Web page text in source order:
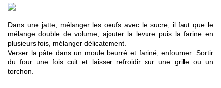
Dans une jatte, mélanger les oeufs avec le sucre, il faut que le
mélange double de volume, ajouter la levure puis la farine en
plusieurs fois, mélanger délicatement.
Verser la pâte dans un moule beurré et fariné, enfourner. Sortir
du four une fois cuit et laisser refroidir sur une grille ou un
torchon.